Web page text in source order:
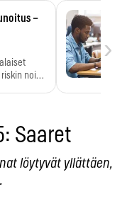
–
noin
›
Saaret
löytyvät yllättäen,